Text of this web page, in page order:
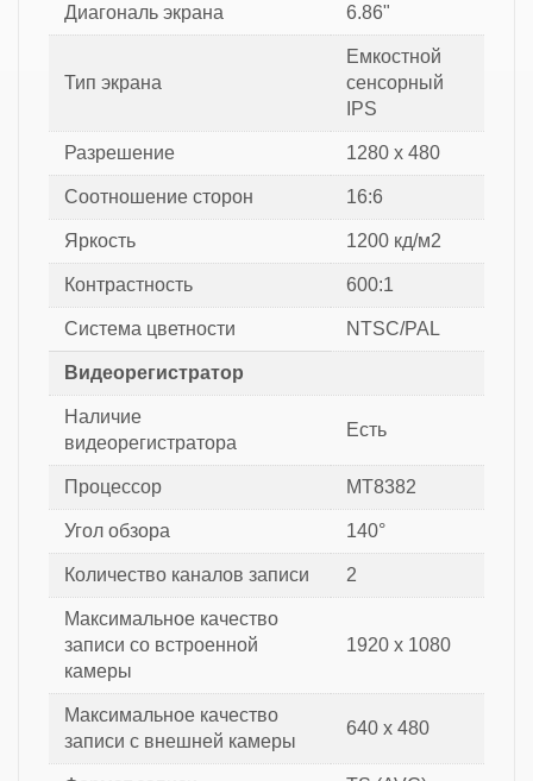
Диагональ экрана 6.86"
Тип экрана
Емкостной
сенсорный
IPS
Разрешение 1280 x 480
Соотношение сторон 16:6
Яркость 1200 кд/м2
Контрастность 600:1
Система цветности NTSC/PAL
Видеорегистратор
Наличие
видеорегистратора
Есть
Процессор MT8382
Угол обзора 140°
Количество каналов записи 2
Максимальное качество
записи со встроенной
камеры
1920 х 1080
Максимальное качество
записи с внешней камеры
640 x 480